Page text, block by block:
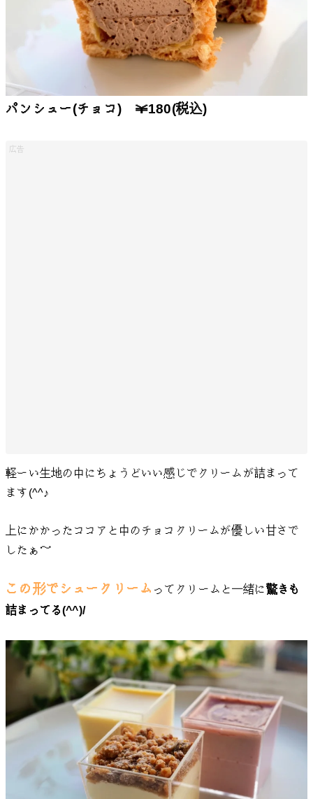
パンシュー(チョコ) ￥180(税込)
軽ーい生地の中にちょうどいい感じでクリームが詰まって
ます(^^♪
上にかかったココアと中のチョコクリームが優しい甘さで
したぁ～
この形でシュークリームってクリームと一緒に驚きも
詰まってる(^^)/